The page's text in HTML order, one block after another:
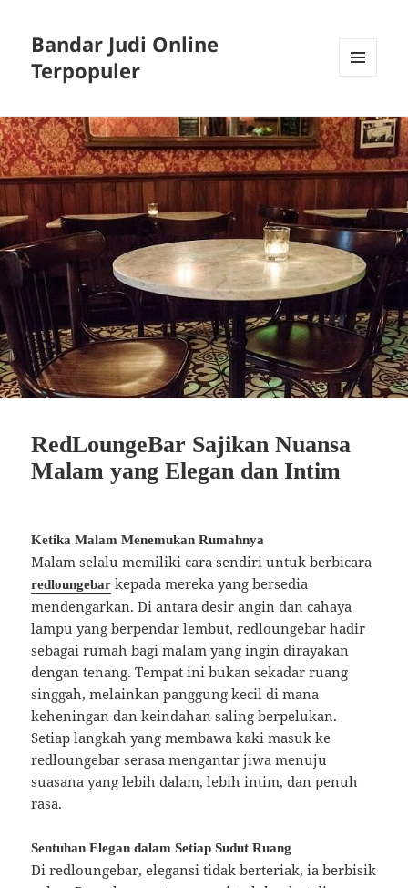
Bandar Judi Online
Terpopuler
WIDGET
RedLoungeBar Sajikan Nuansa
Malam yang Elegan dan Intim
Ketika Malam Menemukan Rumahnya
Malam selalu memiliki cara sendiri untuk berbicara
redloungebar kepada mereka yang bersedia
mendengarkan. Di antara desir angin dan cahaya
lampu yang berpendar lembut, redloungebar hadir
sebagai rumah bagi malam yang ingin dirayakan
dengan tenang. Tempat ini bukan sekadar ruang
singgah, melainkan panggung kecil di mana
keheningan dan keindahan saling berpelukan.
Setiap langkah yang membawa kaki masuk ke
redloungebar serasa mengantar jiwa menuju
suasana yang lebih dalam, lebih intim, dan penuh
rasa.
Sentuhan Elegan dalam Setiap Sudut Ruang
Di redloungebar, elegansi tidak berteriak, ia berbisik